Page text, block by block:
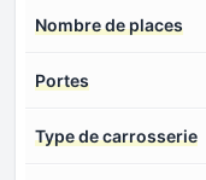
Nombre de places
Portes
Type de carrosserie